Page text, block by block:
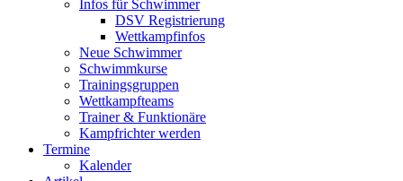
Infos für Schwimmer
DSV Registrierung
Wettkampfinfos
Neue Schwimmer
Schwimmkurse
Trainingsgruppen
Wettkampfteams
Trainer & Funktionäre
Kampfrichter werden
Termine
Kalender